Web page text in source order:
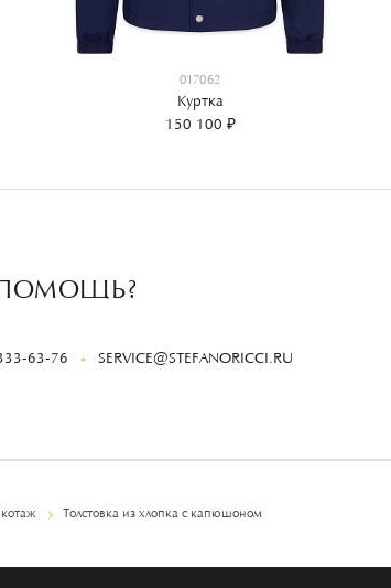
017062
Куртка
150 100 ₽
63-76 SERVICE@STEFANORICCI.RU
Толстовка из хлопка с капюшоном